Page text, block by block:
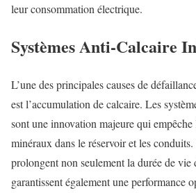
leur consommation électrique.
Systèmes Anti-Calcaire
L’une des principales causes de
est l’accumulation de calcaire. Les
sont une innovation majeure qui
minéraux dans le réservoir et les conduits.
prolongent non seulement la durée de vie
garantissent également une performance